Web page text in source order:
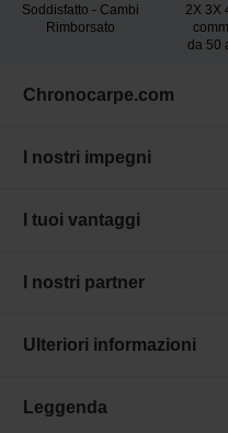
Soddisfatto - Cambi
Rimborsato
2X 3X
da 50
Chronocarpe.com
I nostri impegni
I tuoi vantaggi
I nostri partner
Ulteriori informazioni
Leggenda